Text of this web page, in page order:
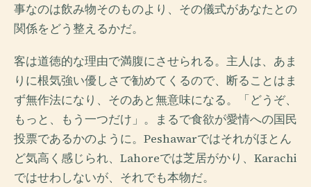
事なのは飲み物そのものより、その儀式があなたとの
関係をどう整えるかだ。
客は道徳的な理由で満腹にさせられる。主人は、あま
りに根気強い優しさで勧めてくるので、断ることはま
ず無作法になり、そのあと無意味になる。「どうぞ、
もっと、もう一つだけ」。まるで食欲が愛情への国民
投票であるかのように。Peshawarではそれがほとん
ど気高く感じられ、Lahoreでは芝居がかり、Karachi
ではせわしないが、それでも本物だ。